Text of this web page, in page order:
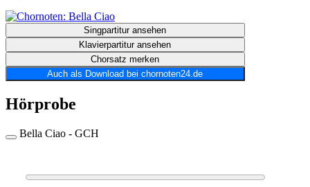
Singpartitur ansehen
Klavierpartitur ansehen
Chorsatz merken
Auch als Download bei chornoten24.de
Hörprobe
Bella Ciao - GCH